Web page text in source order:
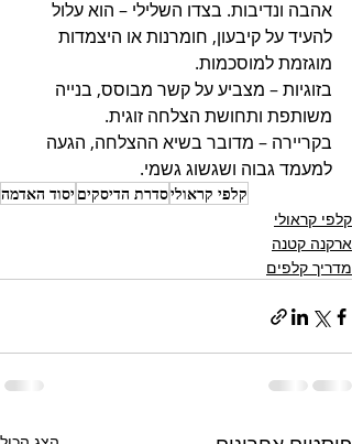
אהבה ונדיבות. בצדו השלילי – הוא עלול
להעיד על קיבעון, חומרנות או היצמדות
מוגזמת למוסכמות.
בזוגיות – מצביע על קשר מבוסס, בנייה
משותפת ותחושת הצלחה זוגית.
בקריירה – מדובר בשיא ההצלחה, הגעה
למעמד גבוה ושגשוג גשמי.
קלפי קראוליסדרת הדיסקים יסוד האדמה
קלפי קראולי
ארקנה קטנה
מדריך קלפים